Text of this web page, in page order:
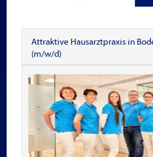
Jobbörse Klinik
Wohn- und
Praxisimmobilien für
Ärzte
Attraktive Hausarztpraxis in
(m/w/d)